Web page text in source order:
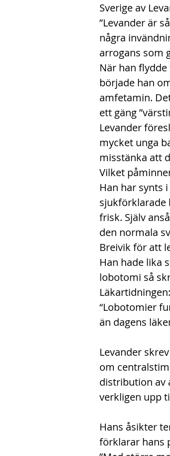
Sverige av
”Levander är
några
arrogans som
När han
började han
amfetamin.
ett gäng
Levander
mycket unga
misstänka att
Vilket
Han har synts
sjukförklarade
frisk. Själv
den normala
Breivik för att
Han hade lika
lobotomi så
Läkartidningen:
“Lobotomier
än dagens
Levander
om
distribution av
verkligen upp
Hans åsikter
förklarar hans